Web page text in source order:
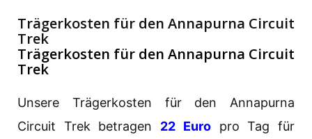
Trägerkosten für den Annapurna Circuit
Trek
Trägerkosten für den Annapurna Circuit
Trek
Unsere Trägerkosten für den Annapurna
Circuit Trek betragen 22 Europro Tag für